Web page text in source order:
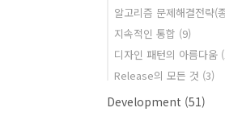
알고리즘 문제해결전략(
지속적인 통합 (9)
디자인 패턴의 아름다움
Release의 모든 것 (3)
Development (51)